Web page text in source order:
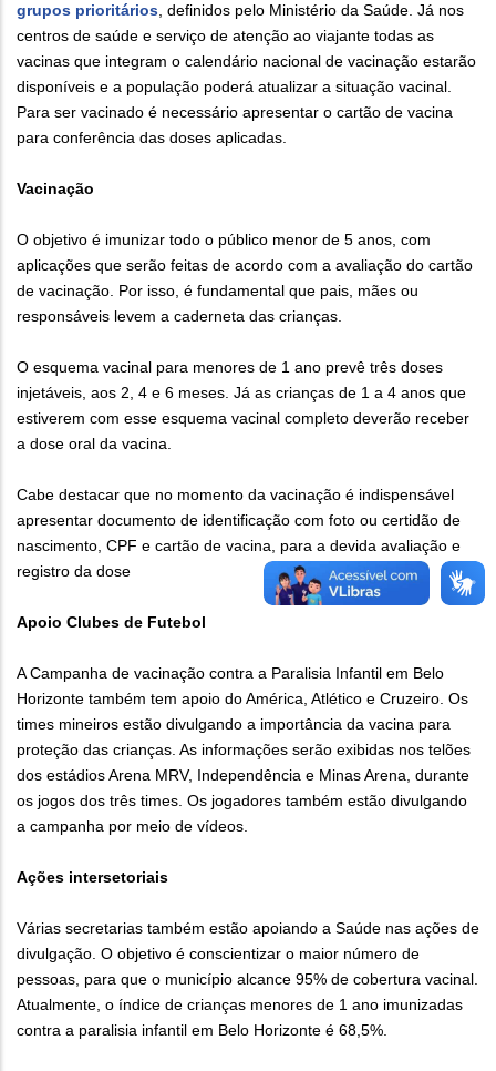
grupos prioritários, definidos pelo Ministério da Saúde. Já nos
centros de saúde e serviço de atenção ao viajante todas as
vacinas que integram o calendário nacional de vacinação estarão
disponíveis e a população poderá atualizar a situação vacinal.
Para ser vacinado é necessário apresentar o cartão de vacina
para conferência das doses aplicadas.
Vacinação
O objetivo é imunizar todo o público menor de 5 anos, com
aplicações que serão feitas de acordo com a avaliação do cartão
de vacinação. Por isso, é fundamental que pais, mães ou
responsáveis levem a caderneta das crianças.
O esquema vacinal para menores de 1 ano prevê três doses
injetáveis, aos 2, 4 e 6 meses. Já as crianças de 1 a 4 anos que
estiverem com esse esquema vacinal completo deverão receber
a dose oral da vacina.
Cabe destacar que no momento da vacinação é indispensável
apresentar documento de identificação com foto ou certidão de
nascimento, CPF e cartão de vacina, para a devida avaliação e
registro da dose
Apoio Clubes de Futebol
A Campanha de vacinação contra a Paralisia Infantil em Belo
Horizonte também tem apoio do América, Atlético e Cruzeiro. Os
times mineiros estão divulgando a importância da vacina para
proteção das crianças. As informações serão exibidas nos telões
dos estádios Arena MRV, Independência e Minas Arena, durante
os jogos dos três times. Os jogadores também estão divulgando
a campanha por meio de vídeos.
Ações intersetoriais
Várias secretarias também estão apoiando a Saúde nas ações de
divulgação. O objetivo é conscientizar o maior número de
pessoas, para que o município alcance 95% de cobertura vacinal.
Atualmente, o índice de crianças menores de 1 ano imunizadas
contra a paralisia infantil em Belo Horizonte é 68,5%.